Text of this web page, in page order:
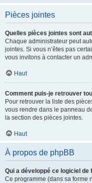
Pièces jointes
Quelles pièces jointes sont
Chaque administrateur peut
jointes. Si vous n’êtes pas
vous invitons à contacter un
Haut
Comment puis-je retrouver
Pour retrouver la liste des
vous rendre dans le panneau
la section des pièces jointes.
Haut
À propos de phpBB
Qui a développé ce logiciel
Ce programme (dans sa forme